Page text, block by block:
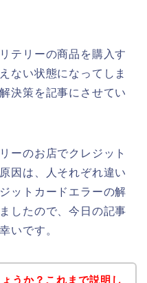
テリーの商品を購入す
ない状態になってしま
決策を記事にさせてい
ーのお店でクレジット
因は、人それぞれ違い
ットカードエラーの解
したので、今日の記事
いです。
うか？これまで説明し